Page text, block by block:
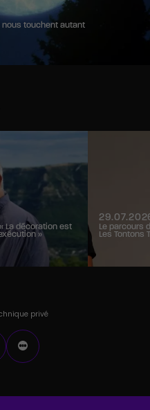
nous touchent autant
La décoration est
»
Le parcours
Les Tontons
privé